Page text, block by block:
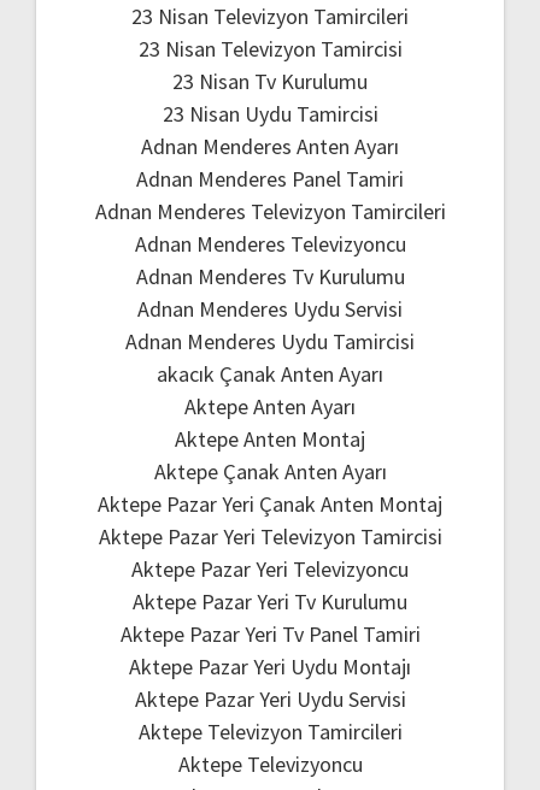
23 Nisan Televizyon Tamircileri
23 Nisan Televizyon Tamircisi
23 Nisan Tv Kurulumu
23 Nisan Uydu Tamircisi
Adnan Menderes Anten Ayarı
Adnan Menderes Panel Tamiri
Adnan Menderes Televizyon Tamircileri
Adnan Menderes Televizyoncu
Adnan Menderes Tv Kurulumu
Adnan Menderes Uydu Servisi
Adnan Menderes Uydu Tamircisi
akacık Çanak Anten Ayarı
Aktepe Anten Ayarı
Aktepe Anten Montaj
Aktepe Çanak Anten Ayarı
Aktepe Pazar Yeri Çanak Anten Montaj
Aktepe Pazar Yeri Televizyon Tamircisi
Aktepe Pazar Yeri Televizyoncu
Aktepe Pazar Yeri Tv Kurulumu
Aktepe Pazar Yeri Tv Panel Tamiri
Aktepe Pazar Yeri Uydu Montajı
Aktepe Pazar Yeri Uydu Servisi
Aktepe Televizyon Tamircileri
Aktepe Televizyoncu